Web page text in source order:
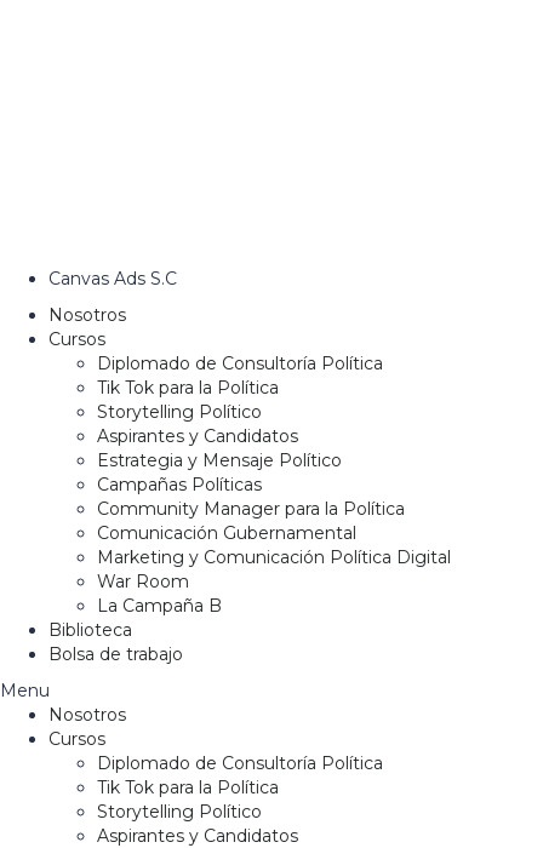
Canvas Ads S.C
Nosotros
Cursos
Diplomado de Consultoría Política
Tik Tok para la Política
Storytelling Político
Aspirantes y Candidatos
Estrategia y Mensaje Político
Campañas Políticas
Community Manager para la Política
Comunicación Gubernamental
Marketing y Comunicación Política Digital
War Room
La Campaña B
Biblioteca
Bolsa de trabajo
Menu
Nosotros
Cursos
Diplomado de Consultoría Política
Tik Tok para la Política
Storytelling Político
Aspirantes y Candidatos